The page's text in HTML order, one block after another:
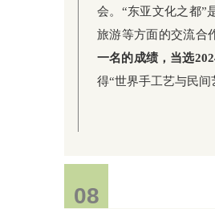
会。“东亚文化之都”
旅游等方面的交流合
一名的成绩，当选
得“世界手工艺与民间
08